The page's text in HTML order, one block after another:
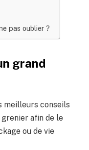
pas oublier ?
grand
meilleurs conseils
afin de le
ou de vie